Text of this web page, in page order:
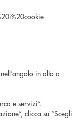
in alto a
e servizi”.
clicca su “Scegli